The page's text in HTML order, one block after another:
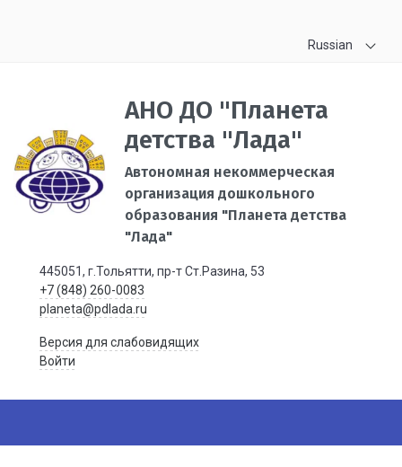
Russian
АНО ДО "Планета
детства "Лада"
Автономная некоммерческая
организация дошкольного
образования "Планета детства
"Лада"
445051, г.Тольятти, пр-т Ст.Разина, 53
+7 (848) 260-0083
planeta@pdlada.ru
Версия для слабовидящих
Войти